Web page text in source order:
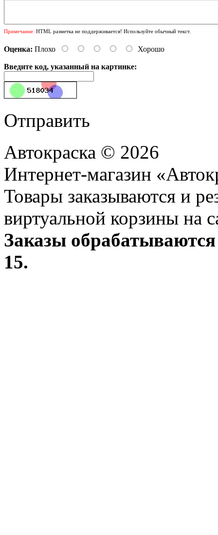
Примечание: HTML разметка не поддерживается! Используйте обычный текст.
Оценка: Плохо Хорошо
Введите код, указанный на картинке:
Отправить
Автокраска © 2026
Интернет-магазин
Товары заказываются и
виртуальной корзины на
Заказы
15.